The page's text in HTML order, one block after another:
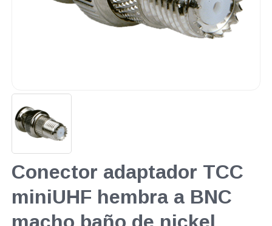
Conector adaptador TCC
miniUHF hembra a BNC